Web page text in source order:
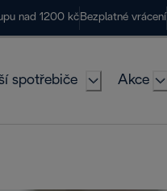
nad 1200 kč Bezplatné vrácení
spotřebiče Akce